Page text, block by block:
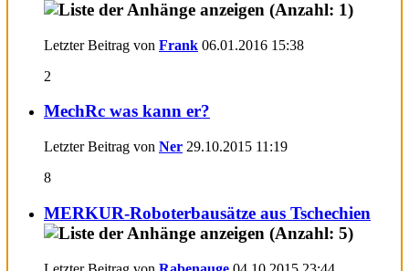
Letzter Beitrag von Frank 06.01.2016 15:38
2
MechRc was kann er?
Letzter Beitrag von Ner 29.10.2015 11:19
8
MERKUR-Roboterbausätze aus Tschechien